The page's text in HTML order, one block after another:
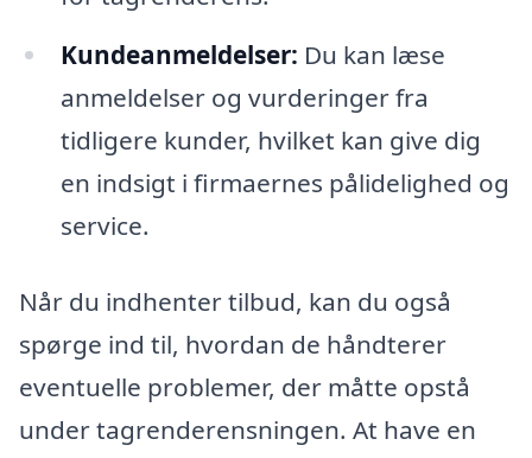
Kundeanmeldelser: Du kan læse
anmeldelser og vurderinger fra
tidligere kunder, hvilket kan give dig
en indsigt i firmaernes pålidelighed og
service.
Når du indhenter tilbud, kan du også
spørge ind til, hvordan de håndterer
eventuelle problemer, der måtte opstå
under tagrenderensningen. At have en